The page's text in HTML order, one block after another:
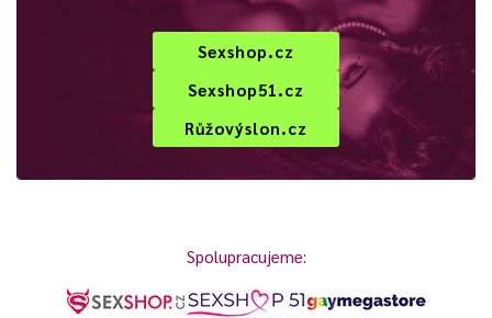
Sexshop.cz
Sexshop51.cz
Růžovýslon.cz
Spolupracujeme: